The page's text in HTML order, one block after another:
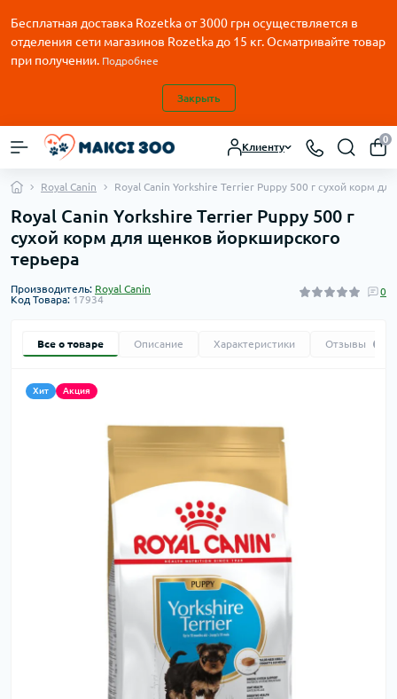
Бесплатная доставка Rozetka от3000 грн осуществляется в
отделения сети магазинов Rozetka до 15 кг. Осматривайте товар
при получении. Подробнее
Закрыть
Клиенту
0
Royal Canin Royal Canin Yorkshire Terrier Puppy 500 г сухой корм
Royal Canin Yorkshire Terrier Puppy 500 г
сухой корм для щенков йоркширского
терьера
Производитель: Royal Canin
Код Товара: 17934
0
Все о товаре Описание Характеристики Отзывы
Хит Акция